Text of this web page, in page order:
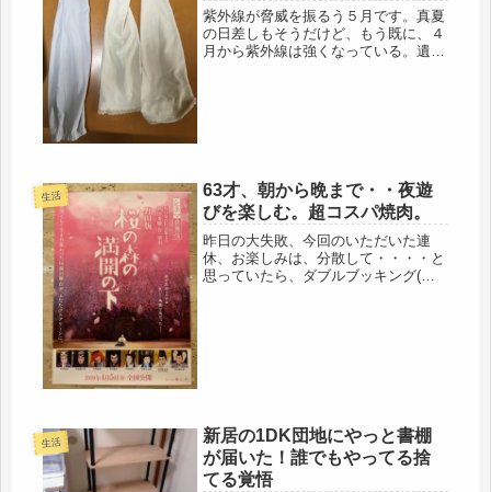
紫外線が脅威を振るう５月です。真夏
の日差しもそうだけど、もう既に、４
月から紫外線は強くなっている。遺伝
生活
63才、朝から晩まで・・夜遊
びを楽しむ。超コスパ焼肉。
昨日の大失敗、今回のいただいた連
休、お楽しみは、分散して・・・・と
思っていたら、ダブルブッキング(゜
生活
新居の1DK団地にやっと書棚
が届いた！誰でもやってる捨
てる覚悟